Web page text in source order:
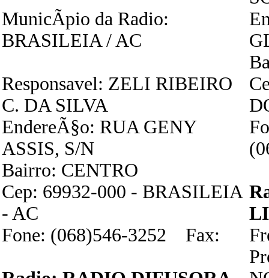
MunicÃ­pio da Radio:
BRASILEIA / AC
Responsavel: ZELI RIBEIRO
C. DA SILVA
EndereÃ§o: RUA GENY
ASSIS, S/N
Bairro: CENTRO
Cep: 69932-000 - BRASILEIA
- AC
Fone: (068)546-3252 Fax: